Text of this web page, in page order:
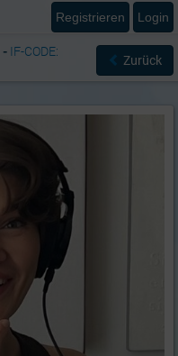
- IF-CODE:
Zurück
Registrieren Login